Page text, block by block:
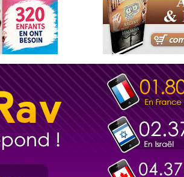
Orphelins